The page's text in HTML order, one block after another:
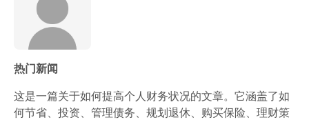
热门新闻
这是一篇关于如何提高个人财务状况的文章。它涵盖了如
何节省、投资、管理债务、规划退休、购买保险、理财策